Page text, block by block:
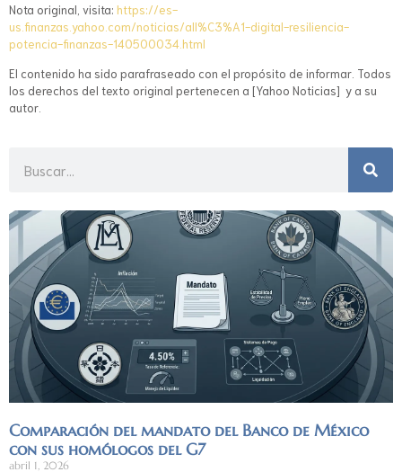
Nota original, visita: https://es-
us.finanzas.yahoo.com/noticias/all%C3%A1-digital-resiliencia-
potencia-finanzas-140500034.html
El contenido ha sido parafraseado con el propósito de informar. Todos
los derechos del texto original pertenecen a [Yahoo Noticias] y a su
autor.
Comparación del mandato del Banco de México
con sus homólogos del G7
abril 1, 2026